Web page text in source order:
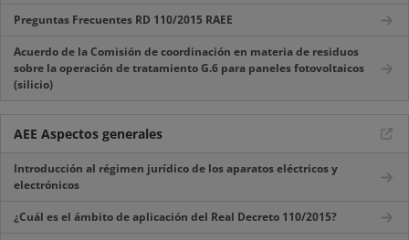
Preguntas Frecuentes RD 110/2015 RAEE
Acuerdo de la Comisión de coordinación en materia de residuos
sobre la operación de tratamiento G.6 para paneles fotovoltaicos
(silicio)
AEE Aspectos generales
Introducción al régimen jurídico de los aparatos eléctricos y
electrónicos
¿Cuál es el ámbito de aplicación del Real Decreto 110/2015?